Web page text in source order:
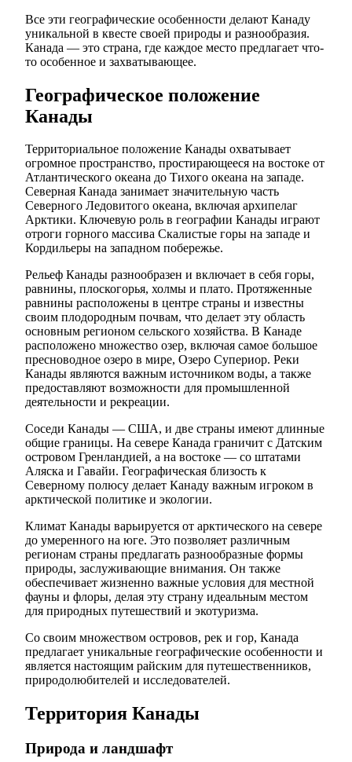
Все эти географические особенности делают Канаду
уникальной в квесте своей природы и разнообразия.
Канада — это страна, где каждое место предлагает что-
то особенное и захватывающее.
Географическое положение
Канады
Территориальное положение Канады охватывает
огромное пространство, простирающееся на востоке от
Атлантического океана до Тихого океана на западе.
Северная Канада занимает значительную часть
Северного Ледовитого океана, включая архипелаг
Арктики. Ключевую роль в географии Канады играют
отроги горного массива Скалистые горы на западе и
Кордильеры на западном побережье.
Рельеф Канады разнообразен и включает в себя горы,
равнины, плоскогорья, холмы и плато. Протяженные
равнины расположены в центре страны и известны
своим плодородным почвам, что делает эту область
основным регионом сельского хозяйства. В Канаде
расположено множество озер, включая самое большое
пресноводное озеро в мире, Озеро Супериор. Реки
Канады являются важным источником воды, а также
предоставляют возможности для промышленной
деятельности и рекреации.
Соседи Канады — США, и две страны имеют длинные
общие границы. На севере Канада граничит с Датским
островом Гренландией, а на востоке — со штатами
Аляска и Гавайи. Географическая близость к
Северному полюсу делает Канаду важным игроком в
арктической политике и экологии.
Климат Канады варьируется от арктического на севере
до умеренного на юге. Это позволяет различным
регионам страны предлагать разнообразные формы
природы, заслуживающие внимания. Он также
обеспечивает жизненно важные условия для местной
фауны и флоры, делая эту страну идеальным местом
для природных путешествий и экотуризма.
Со своим множеством островов, рек и гор, Канада
предлагает уникальные географические особенности и
является настоящим райским для путешественников,
природолюбителей и исследователей.
Территория Канады
Природа и ландшафт